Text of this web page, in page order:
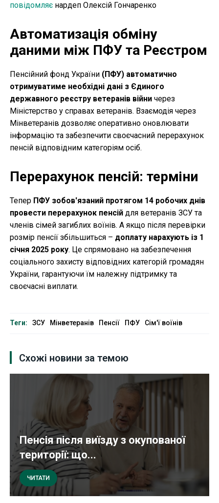
повідомляє нардеп Олексій Гончаренко
Автоматизація обміну
даними між ПФУ та Реєстром
Пенсійний фонд України (ПФУ) автоматично
отримуватиме необхідні дані з Єдиного
державного реєстру ветеранів війни через
Міністерство у справах ветеранів. Взаємодія через
Мінветеранів дозволяє оперативно оновлювати
інформацію та забезпечити своєчасний перерахунок
пенсій відповідним категоріям осіб.
Перерахунок пенсій: терміни
Тепер ПФУ зобов'язаний протягом 14 робочих днів
провести перерахунок пенсій для ветеранів ЗСУ та
членів сімей загиблих воїнів. А якщо після перевірки
розмір пенсії збільшиться – доплату нарахують із 1
січня 2025 року. Це спрямовано на забезпечення
соціального захисту відповідних категорій громадян
України, гарантуючи їм належну підтримку та
своєчасні виплати.
Теги: ЗСУ Мінветеранів Пенсії ПФУ Сім'ї воїнів
Схожі новини за темою
Пенсія після виїзду з окупованої
території: що...
ЧИТАТИ